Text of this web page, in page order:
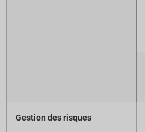
Gestion des risques